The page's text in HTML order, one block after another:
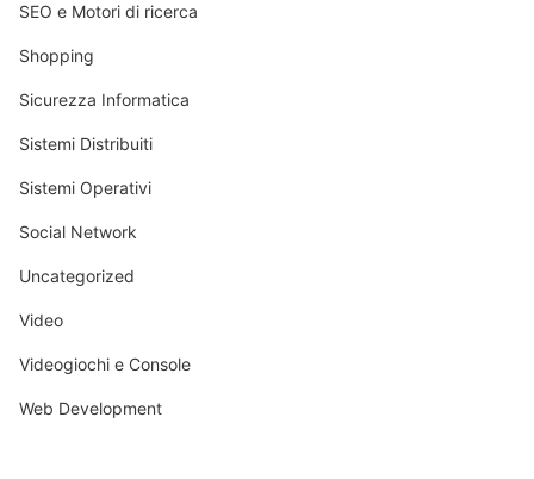
SEO e Motori di ricerca
Shopping
Sicurezza Informatica
Sistemi Distribuiti
Sistemi Operativi
Social Network
Uncategorized
Video
Videogiochi e Console
Web Development